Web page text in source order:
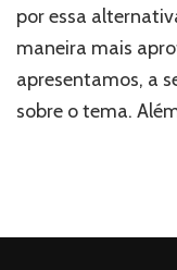
por essa
maneira mais
apresentamos, a
sobre o tema.